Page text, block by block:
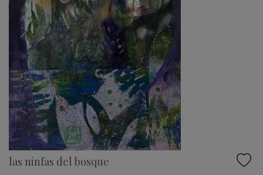
las ninfas del bosque